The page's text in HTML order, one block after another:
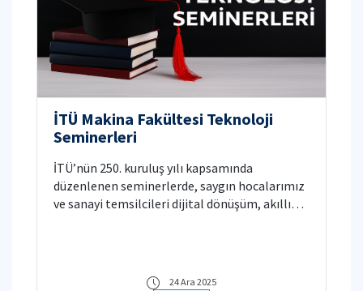
İTÜ Makina Fakültesi Teknoloji
Seminerleri
İTÜ’nün 250. kuruluş yılı kapsamında
düzenlenen seminerlerde, saygın hocalarımız
ve sanayi temsilcileri dijital dönüşüm, akıllı
24 Ara 2025